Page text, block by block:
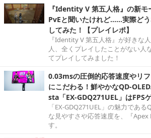
『Identity V 第五人格』の新モ
PvEと聞いたけれど……実際ど
してみた！【プレイレポ】
『Identity V 第五人格』が好きな
人、全くプレイしたことがない人
てプレイしてみました！
0.03msの圧倒的応答速度やリ
にこだわる！鮮やかなQD-
sta「EX-GDQ271UEL」はFPS
「EX-GDQ271UEL」の魅力であ
な見やすさや応答速度を、『Apex
す。